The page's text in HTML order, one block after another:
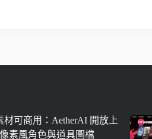
材可商用：AetherAI 開放上
素風角色與道具圖檔